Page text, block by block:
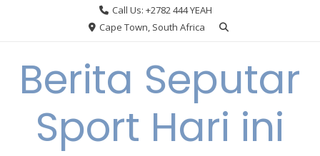
Call Us: +2782 444 YEAH
Cape Town, South Africa
Berita Seputar
Sport Hari ini